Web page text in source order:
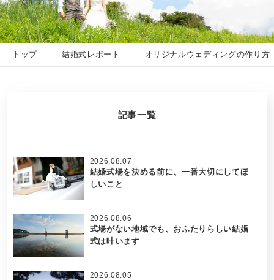
トップ 結婚式レポート オリジナルウェディングの作り方
記事一覧
結婚式場を決める前に、一番大切にしてほ
しいこと
2026.08.07
式場がない地域でも、おふたりらしい結婚
式は叶います
2026.08.06
2026.08.05